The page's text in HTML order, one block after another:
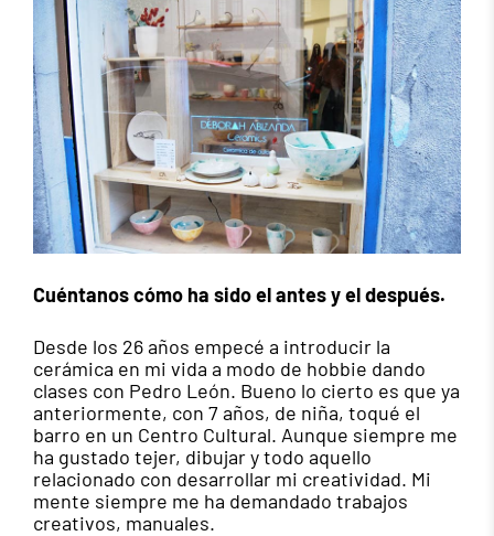
Cuéntanos cómo ha sido el antes y el después.
Desde los 26 años empecé a introducir la
cerámica en mi vida a modo de hobbie dando
clases con Pedro León. Bueno lo cierto es que ya
anteriormente, con 7 años, de niña, toqué el
barro en un Centro Cultural. Aunque siempre me
ha gustado tejer, dibujar y todo aquello
relacionado con desarrollar mi creatividad. Mi
mente siempre me ha demandado trabajos
creativos, manuales.